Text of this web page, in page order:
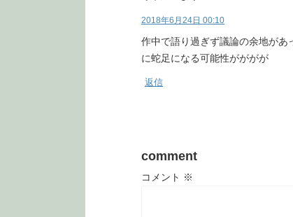
2018年6月24日 00:10
作中で語り過ぎず議論の余地が
に蛇足になる可能性がががが
返信
comment
コメント ※